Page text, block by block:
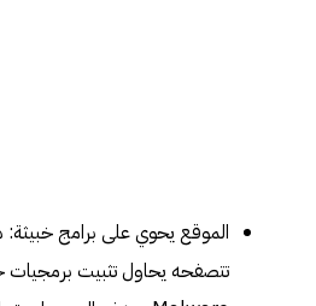
الموقع يحوي على برامج خبيثة:
تتصفحه يحاول تثبيت